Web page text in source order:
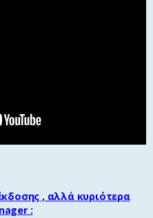
, αλλά κυριότερα
: